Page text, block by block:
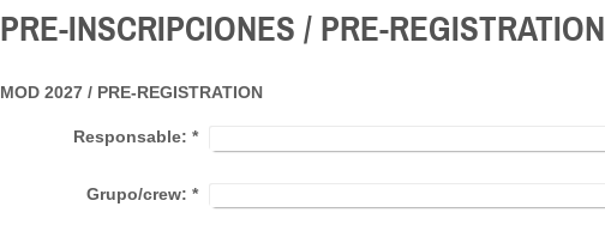
PRE-INSCRIPCIONES / PRE-REGISTRATION
MOD 2027 / PRE-REGISTRATION
Responsable: *
Grupo/crew: *